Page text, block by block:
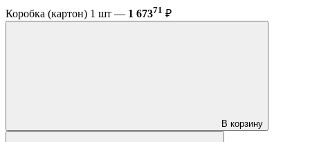
Коробка (картон) 1 шт — 1 67371 ₽
В корзину